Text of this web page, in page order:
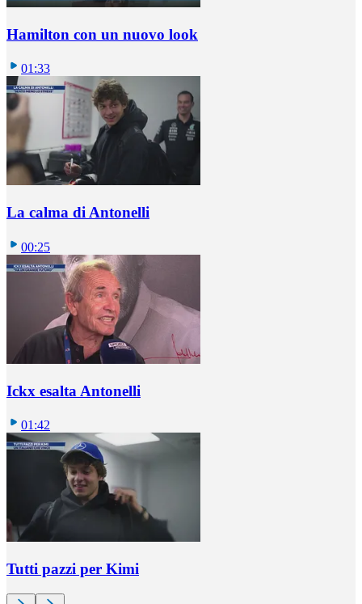
Hamilton con un nuovo look
01:33
La calma di Antonelli
00:25
Ickx esalta Antonelli
01:42
Tutti pazzi per Kimi